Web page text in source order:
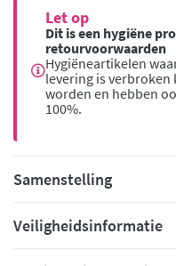
Let op
Dit is een hygiëne
retourvoorwaarden
Hygiëneartikelen
levering is
worden en hebben
100%.
Samenstelling
Veiligheidsinformatie